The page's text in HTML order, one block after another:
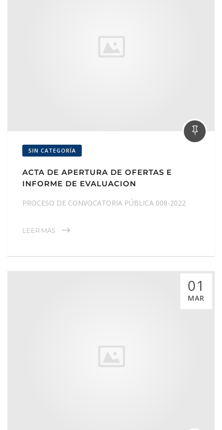
SIN CATEGORÍA
ACTA DE APERTURA DE OFERTAS E
INFORME DE EVALUACION
PROCESO DE CONVOCATORIA PÚBLICA 008-2022
LEER MÁS
01
MAR